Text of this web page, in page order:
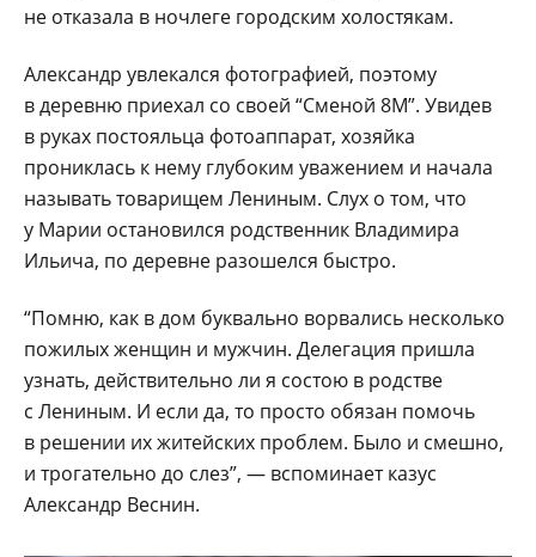
не отказала в ночлеге городским холостякам.
Александр увлекался фотографией, поэтому
в деревню приехал со своей “Сменой 8М”. Увидев
в руках постояльца фотоаппарат, хозяйка
прониклась к нему глубоким уважением и начала
называть товарищем Лениным. Слух о том, что
у Марии остановился родственник Владимира
Ильича, по деревне разошелся быстро.
“Помню, как в дом буквально ворвались несколько
пожилых женщин и мужчин. Делегация пришла
узнать, действительно ли я состою в родстве
с Лениным. И если да, то просто обязан помочь
в решении их житейских проблем. Было и смешно,
и трогательно до слез”, — вспоминает казус
Александр Веснин.